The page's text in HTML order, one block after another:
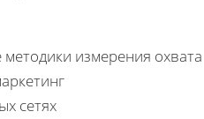
измерения охвата
сетях